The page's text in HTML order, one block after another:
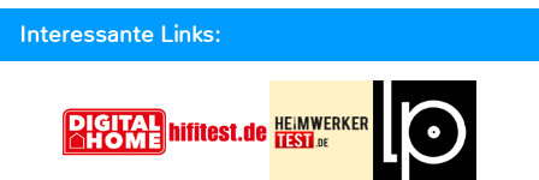
Interessante Links: